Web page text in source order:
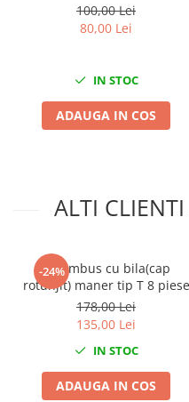
Rover
Saab
Universale
Volvo
Scule pentru tinichigerie
Scule Pneumatice
Accesorii Pneumatice
Alte scule pneumatice
Chei cu clichet
100,00 Lei
80,00 Lei
IN STOC
ADAUGA IN COS
ALTI
-24%
Set imbus cu bila(cap
rotunjit) maner tip T 8 piese
178,00 Lei
135,00 Lei
IN STOC
ADAUGA IN COS